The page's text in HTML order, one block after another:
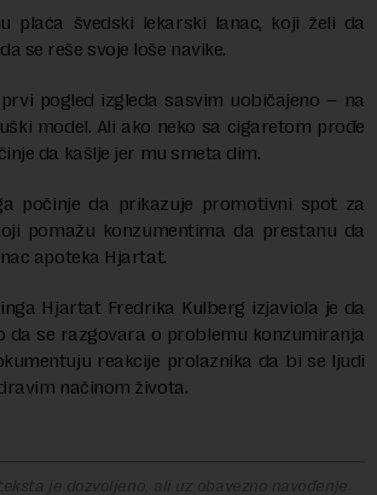
plaća švedski lekarski lanac, koji želi da
se reše svoje loše navike.
pogled izgleda sasvim uobičajeno – na
model. Ali ako neko sa cigaretom prođe
da kašlje jer mu smeta dim.
počinje da prikazuje promotivni spot za
pomažu konzumentima da prestanu da
apoteka Hjartat.
Hjartat Fredrika Kulberg izjaviola je da
da se razgovara o problemu konzumiranja
reakcije prolaznika da bi se ljudi
načinom života.
je dozvoljeno, ali uz obavezno navođenje